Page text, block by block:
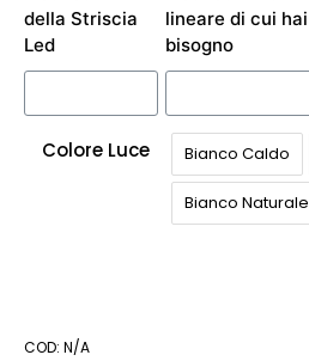
della Striscia
Led
lineare di cui hai
bisogno
Colore Luce Bianco Caldo
Bianco Naturale
COD: N/A